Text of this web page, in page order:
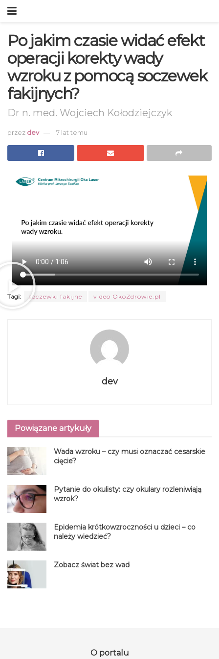
Po jakim czasie widać efekt
operacji korekty wady
wzroku z pomocą soczewek
fakijnych?
Dr n. med. Wojciech Kołodziejczyk
przez dev 7 lat temu
Tagi: soczewki fakijne video OkoZdrowie.pl
dev
Powiązane artykuły
Wada wzroku – czy musi oznaczać cesarskie
cięcie?
Pytanie do okulisty: czy okulary rozleniwiają
wzrok?
Epidemia krótkowzroczności u dzieci – co
należy wiedzieć?
Zobacz świat bez wad
O portalu